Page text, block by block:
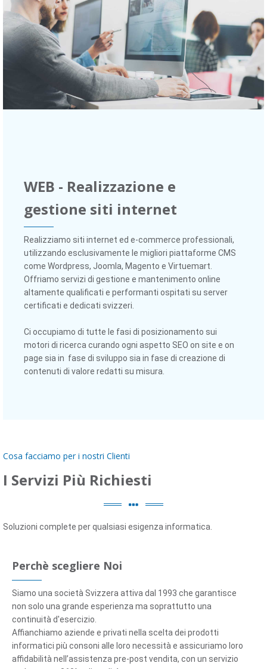
WEB - Realizzazione e
gestione siti internet
Realizziamo siti internet ed e-commerce professionali,
utilizzando esclusivamente le migliori piattaforme CMS
come Wordpress, Joomla, Magento e Virtuemart.
Offriamo servizi di gestione e mantenimento online
altamente qualificati e performanti ospitati su server
certificati e dedicati svizzeri.
Ci occupiamo di tutte le fasi di posizionamento sui
motori di ricerca curando ogni aspetto SEO on site e on
page sia in fase di sviluppo sia in fase di creazione di
contenuti di valore redatti su misura.
Cosa facciamo per i nostri Clienti
I Servizi Più Richiesti
Soluzioni complete per qualsiasi esigenza informatica.
Perchè scegliere Noi
Siamo una società Svizzera attiva dal 1993 che garantisce
non solo una grande esperienza ma soprattutto una
continuità d'esercizio.
Affianchiamo aziende e privati nella scelta dei prodotti
informatici più consoni alle loro necessità e assicuriamo loro
affidabilità nell’assistenza pre-post vendita, con un servizio